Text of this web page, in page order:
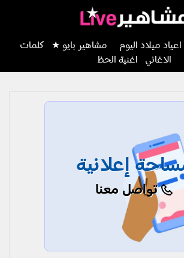
اعياد ميلاد اليوم مشاهير بايو ★
كلمات
الاغاني
اغنية الحظ
إعلانية
تواصل معنا